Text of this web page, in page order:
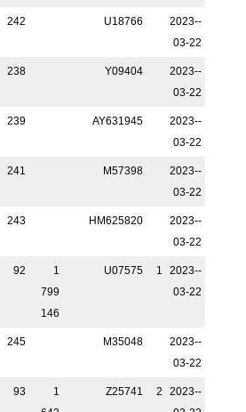
242 U18766
2023-­
03-22
238 Y09404
2023-­
03-22
239 AY631945
2023-­
03-22
241 M57398
2023-­
03-22
243 HM625820
2023-­
03-22
92
1
799
146
U07575 1
2023-­
03-22
245 M35048
2023-­
03-22
93
1
Z25741 2
2023-­